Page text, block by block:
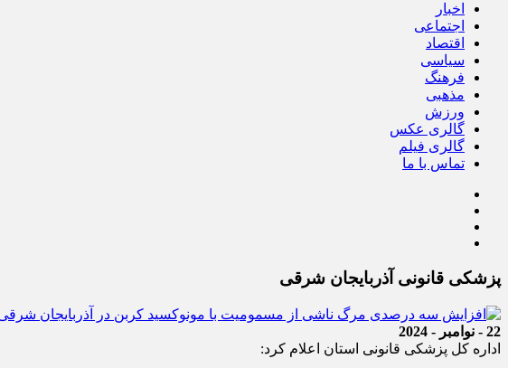
اخبار
اجتماعی
اقتصاد
سیاسی
فرهنگ
مذهبی
ورزش
گالری عکس
گالری فیلم
تماس با ما
پزشکی قانونی آذربایجان شرقی
22 - نوامبر - 2024
اداره کل پزشکی قانونی استان اعلام کرد: